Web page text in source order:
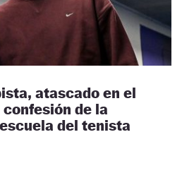
atascado en el
de la
del tenista